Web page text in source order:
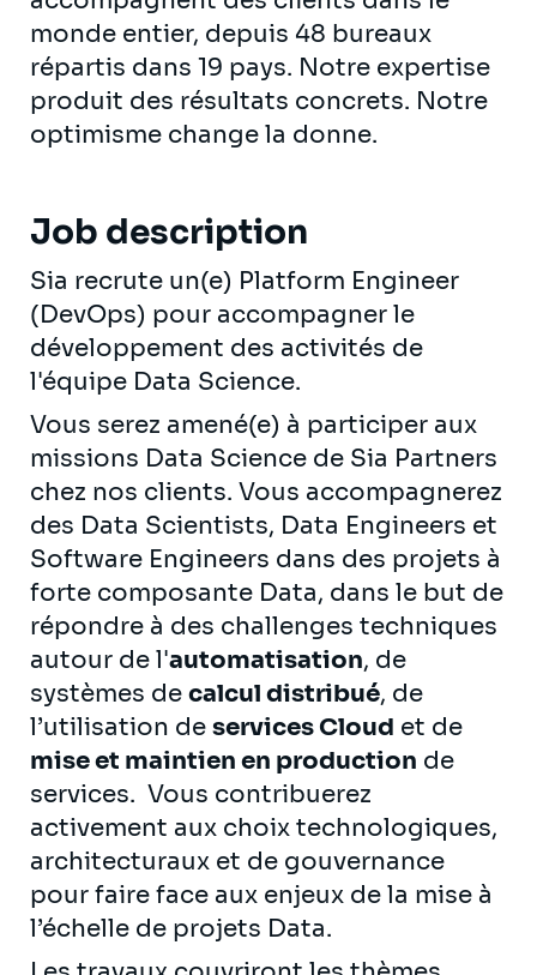
monde entier, depuis 48 bureaux
répartis dans 19 pays. Notre expertise
produit des résultats concrets. Notre
optimisme change la donne.
Job description
Sia recrute un(e) Platform Engineer
(DevOps) pour accompagner le
développement des activités de
l'équipe Data Science.
Vous serez amené(e) à participer aux
missions Data Science de Sia Partners
chez nos clients. Vous accompagnerez
des Data Scientists, Data Engineers et
Software Engineers dans des projets à
forte composante Data, dans le but de
répondre à des challenges techniques
autour de l'automatisation, de
systèmes de calcul distribué, de
l’utilisation de services Cloud et de
mise et maintien en production de
services. Vous contribuerez
activement aux choix technologiques,
architecturaux et de gouvernance
pour faire face aux enjeux de la mise à
l’échelle de projets Data.